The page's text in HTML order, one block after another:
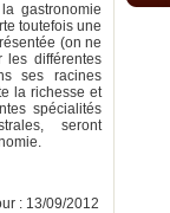
gastronomie
toutefois une
(on ne
les différentes
ses racines
la richesse et
spécialités
seront
: 13/09/2012